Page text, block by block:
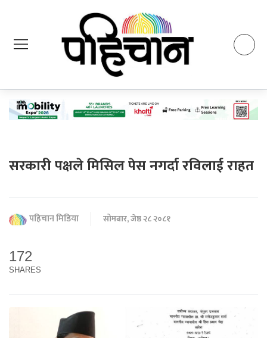
सरकारी पक्षले मिसिल पेस नगर्दा रविलाई राहत
पहिचान मिडिया सोमबार, जेष्ठ २८ २०८१
172
SHARES